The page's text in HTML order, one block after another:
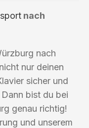
nach
nach
nur deinen
sicher und
bist du bei
genau richtig!
und unserem